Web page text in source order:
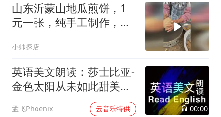
山东沂蒙山地瓜煎饼，1
元一张，纯手工制作，口
小帅探店
英语美文朗读：莎士比亚-
金色太阳从未如此甜美吻
孟飞Phoenix 云音乐特供 00:00